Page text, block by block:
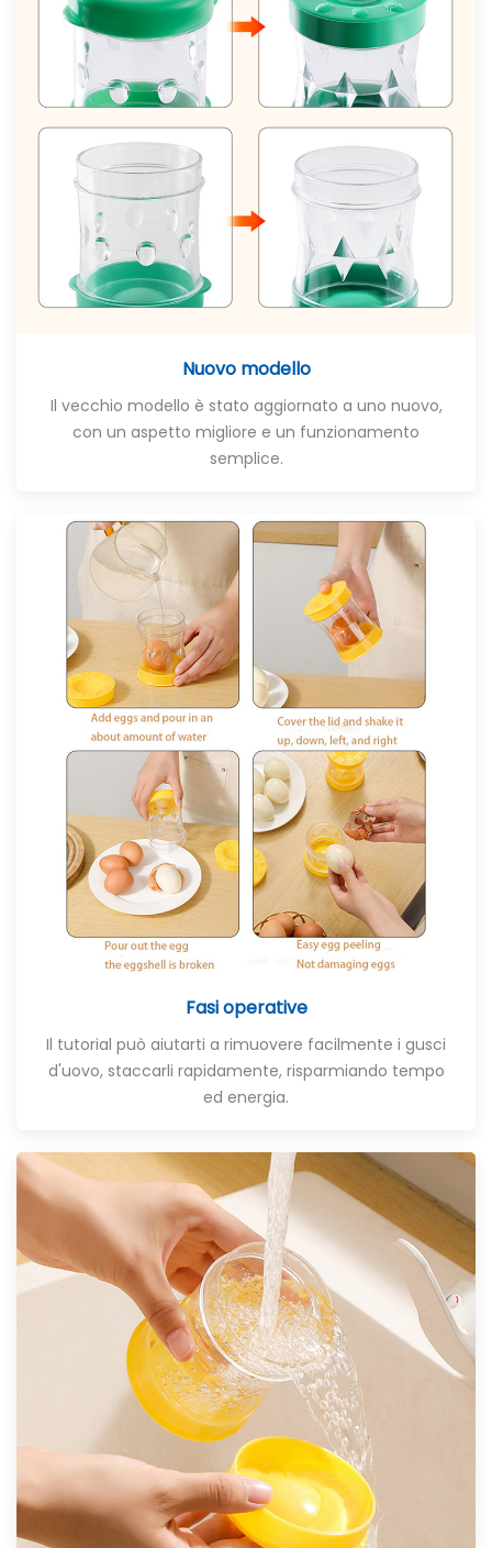
Nuovo modello
Il vecchio modello è stato aggiornato a uno nuovo,
con un aspetto migliore e un funzionamento
semplice.
Fasi operative
Il tutorial può aiutarti a rimuovere facilmente i gusci
d'uovo, staccarli rapidamente, risparmiando tempo
ed energia.